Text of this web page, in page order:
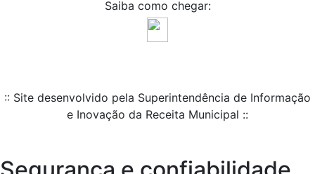
Saiba como chegar:
:: Site desenvolvido pela Superintendência de Informação
e Inovação da Receita Municipal ::